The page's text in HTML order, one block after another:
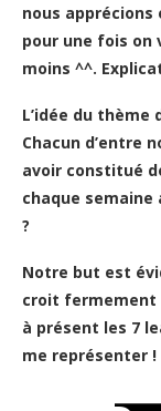
nous apprécions
pour une fois on
moins ^^.
L’idée du thème
Chacun d’entre
avoir constitué
chaque semaine
?
Notre but est
croit fermement
à présent les 7
me représenter !